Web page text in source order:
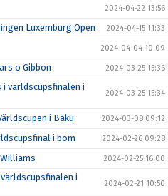
2024-04-22 13:56
Luxemburg Open 2024-04-15 11:33
2024-04-04 10:09
o Gibbon 2024-03-25 15:36
världscupsfinalen i
2024-03-25 15:34
i Baku 2024-03-08 09:12
i bom 2024-02-26 09:28
2024-02-25 16:00
i
2024-02-21 10:50